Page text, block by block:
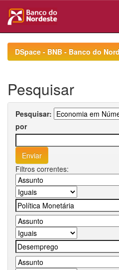
navigationDSpace - BNB - Banco do
Pesquisar
Pesquisar:
por
Filtros correntes: